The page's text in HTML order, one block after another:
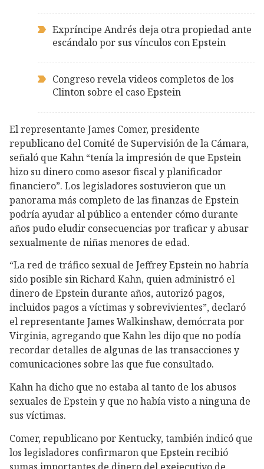
Expríncipe Andrés deja otra propiedad ante
escándalo por sus vínculos con Epstein
Congreso revela videos completos de los
Clinton sobre el caso Epstein
El representante James Comer, presidente
republicano del Comité de Supervisión de la Cámara,
señaló que Kahn “tenía la impresión de que Epstein
hizo su dinero como asesor fiscal y planificador
financiero”. Los legisladores sostuvieron que un
panorama más completo de las finanzas de Epstein
podría ayudar al público a entender cómo durante
años pudo eludir consecuencias por traficar y abusar
sexualmente de niñas menores de edad.
“La red de tráfico sexual de Jeffrey Epstein no habría
sido posible sin Richard Kahn, quien administró el
dinero de Epstein durante años, autorizó pagos,
incluidos pagos a víctimas y sobrevivientes”, declaró
el representante James Walkinshaw, demócrata por
Virginia, agregando que Kahn les dijo que no podía
recordar detalles de algunas de las transacciones y
comunicaciones sobre las que fue consultado.
Kahn ha dicho que no estaba al tanto de los abusos
sexuales de Epstein y que no había visto a ninguna de
sus víctimas.
Comer, republicano por Kentucky, también indicó que
los legisladores confirmaron que Epstein recibió